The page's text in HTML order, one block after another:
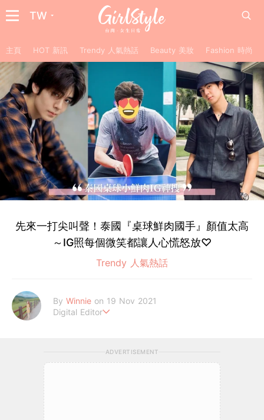
TW
主頁 HOT 新訊 Trendy 人氣熱話 Beauty 美妝 Fashion 時尚
先來一打尖叫聲！泰國『桌球鮮肉國手』顏值太高
～IG照每個微笑都讓人心慌怒放♡
Trendy 人氣熱話
By Winnie on 19 Nov 2021
Digital Editor
ADVERTISEMENT